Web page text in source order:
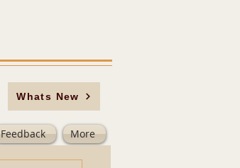
Whats New
Feedback More